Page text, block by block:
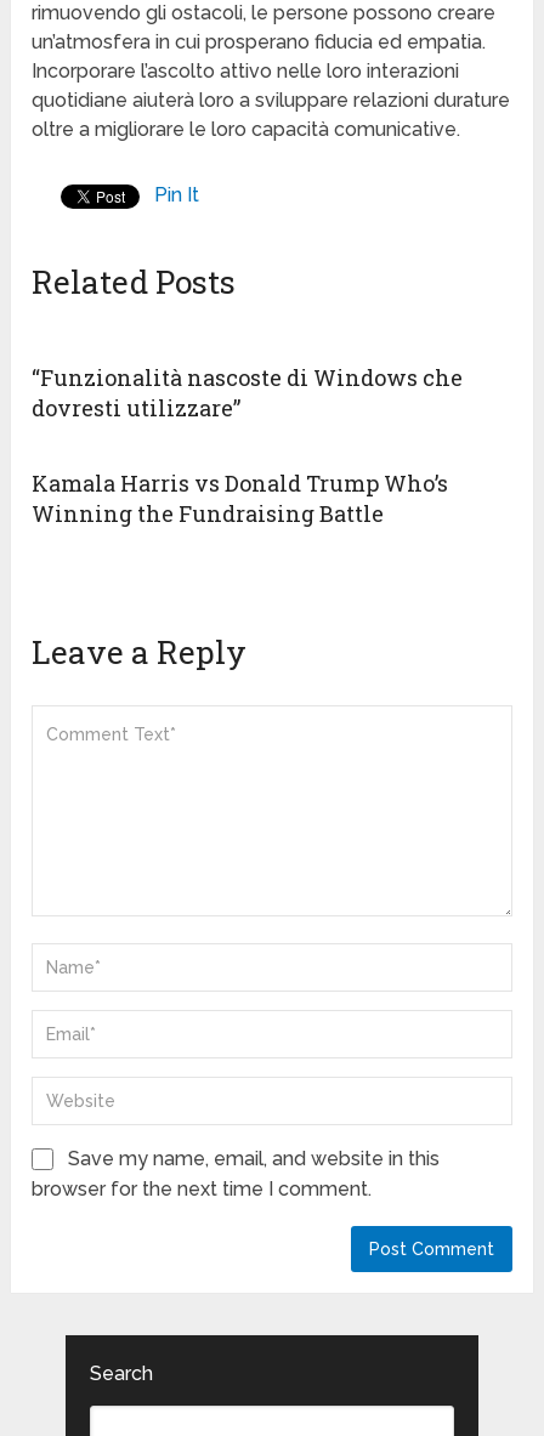
rimuovendo gli ostacoli, le persone possono creare
un’atmosfera in cui prosperano fiducia ed empatia.
Incorporare l’ascolto attivo nelle loro interazioni
quotidiane aiuterà loro a sviluppare relazioni durature
oltre a migliorare le loro capacità comunicative.
Pin It
Related Posts
“Funzionalità nascoste di Windows che
dovresti utilizzare”
Kamala Harris vs Donald Trump Who’s
Winning the Fundraising Battle
Leave a Reply
Save my name, email, and website in this
browser for the next time I comment.
Search